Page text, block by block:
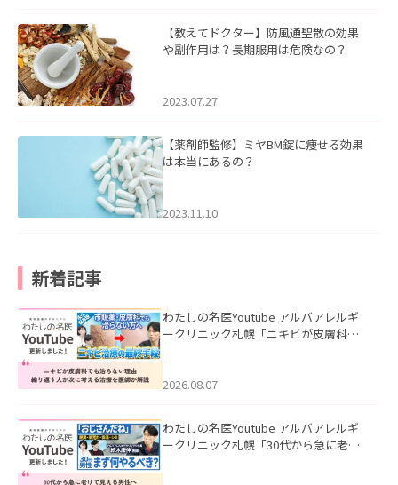
【教えてドクター】防風通聖散の効果
や副作用は？長期服用は危険なの？
2023.07.27
【薬剤師監修】ミヤBM錠に痩せる効果
は本当にあるの？
2023.11.10
新着記事
わたしの名医Youtube アルバアレルギ
ークリニック札幌「ニキビが皮膚科で
ました。
2026.08.07
わたしの名医Youtube アルバアレルギ
ークリニック札幌「30代から急に老け